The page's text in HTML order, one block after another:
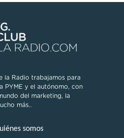
la Radio trabajamos para
PYME y el autónomo, con
del marketing, la
más..
somos